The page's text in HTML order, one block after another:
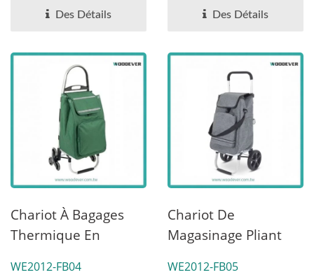
environnements...
Des Détails
Des Détails
Chariot À Bagages
Thermique En
WE2012-FB04
Chariot De
Magasinage Pliant
WE2012-FB05